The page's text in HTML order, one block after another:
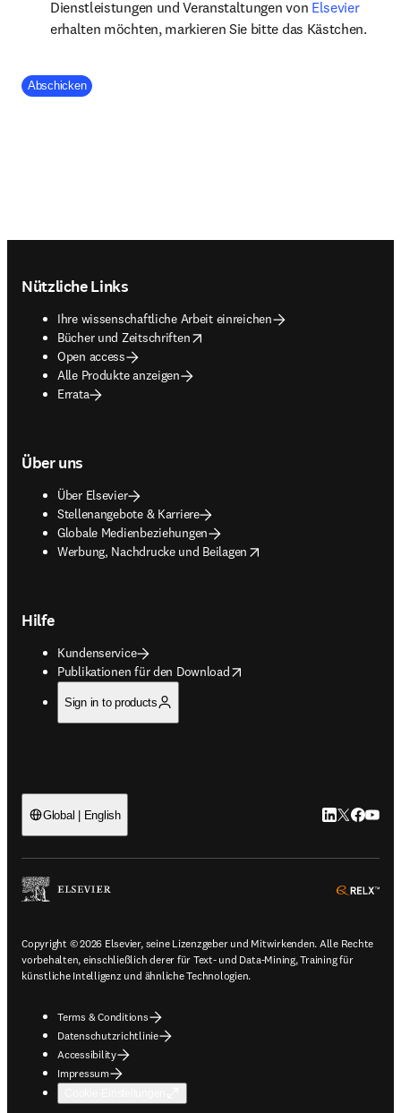
Dienstleistungen und Veranstaltungen von Elsevieropens
erhalten möchten, markieren Sie bitte das Kästchen.
Company Division
Abschicken
Nützliche Links
Ihre wissenschaftliche Arbeit einreichen
Bücher und Zeitschriften
opens in new tab/window
Open access
Alle Produkte anzeigen
Errata
Über uns
Über Elsevier
Stellenangebote & Karriere
Globale Medienbeziehungen
Werbung, Nachdrucke und Beilagen
opens in new tab/window
Hilfe
Kundenservice
Publikationen für den Download
opens in new tab/window
Sign in to products
Global | English LinkedIn
Twitter
Copyright © 2026 Elsevier, seine Lizenzgeber und Mitwirkenden. Alle Rechte
vorbehalten, einschließlich derer für Text- und Data-Mining, Training für
künstliche Intelligenz und ähnliche Technologien.
Terms & Conditions
Datenschutzrichtlinie
Accessibility
Impressum